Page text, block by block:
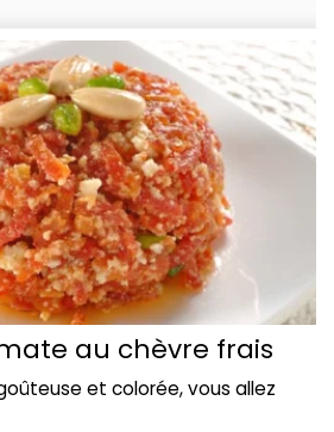
au chèvre frais
et colorée, vous allez